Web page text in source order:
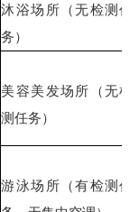
沐浴场所（无检测任
务）
美容美发场所（无检
测任务）
游泳场所（有检测任